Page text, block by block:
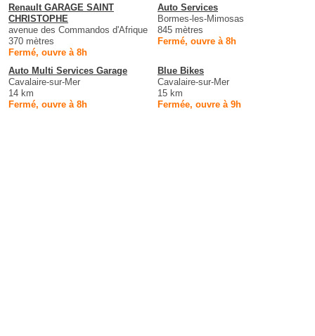
Renault GARAGE SAINT
CHRISTOPHE
avenue des Commandos d'Afrique
370 mètres
Fermé, ouvre à 8h
Auto Services
Bormes-les-Mimosas
845 mètres
Fermé, ouvre à 8h
Auto Multi Services Garage
Cavalaire-sur-Mer
14 km
Fermé, ouvre à 8h
Blue Bikes
Cavalaire-sur-Mer
15 km
Fermée, ouvre à 9h